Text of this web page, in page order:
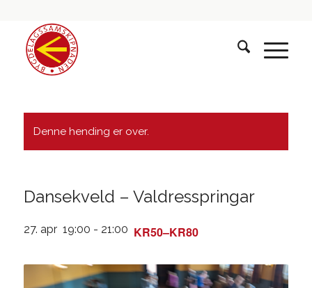
Denne hending er over.
Dansekveld – Valdresspringar
27. apr 19:00 - 21:00 KR50–KR80